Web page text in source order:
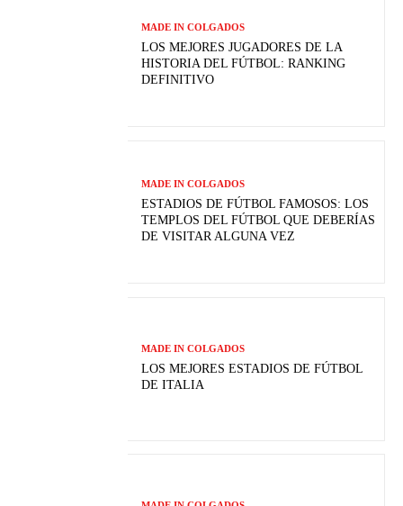
MADE IN COLGADOS
LOS MEJORES JUGADORES DE LA
HISTORIA DEL FÚTBOL: RANKING
DEFINITIVO
MADE IN COLGADOS
ESTADIOS DE FÚTBOL FAMOSOS: LOS
TEMPLOS DEL FÚTBOL QUE DEBERÍAS
DE VISITAR ALGUNA VEZ
MADE IN COLGADOS
LOS MEJORES ESTADIOS DE FÚTBOL
DE ITALIA